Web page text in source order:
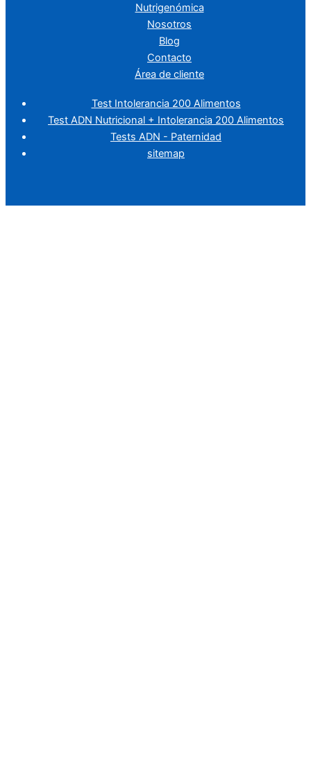
Nutrigenómica
Nosotros
Blog
Contacto
Área de cliente
Test Intolerancia 200 Alimentos
Test ADN Nutricional + Intolerancia 200 Alimentos
Tests ADN - Paternidad
sitemap